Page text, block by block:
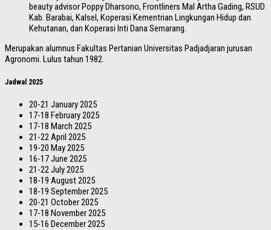
beauty advisor Poppy Dharsono, Frontliners Mal Artha Gading, RSUD
Kab. Barabai, Kalsel, Koperasi Kementrian Lingkungan Hidup dan
Kehutanan, dan Koperasi Inti Dana Semarang.
Merupakan alumnus Fakultas Pertanian Universitas Padjadjaran jurusan
Agronomi. Lulus tahun 1982.
Jadwal 2025
20-21 January 2025
17-18 February 2025
17-18 March 2025
21-22 April 2025
19-20 May 2025
16-17 June 2025
21-22 July 2025
18-19 August 2025
18-19 September 2025
20-21 October 2025
17-18 November 2025
15-16 December 2025